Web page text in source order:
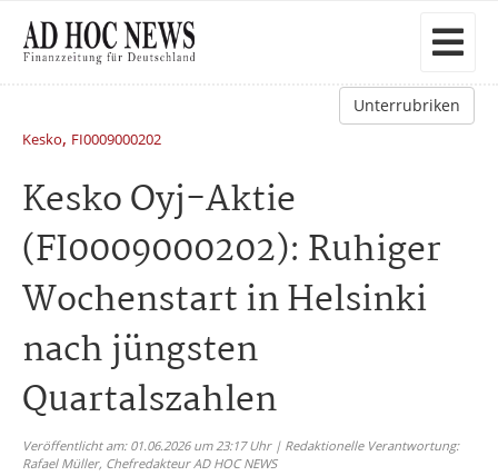
Unterrubriken
Kesko, FI0009000202
Kesko Oyj-Aktie
(FI0009000202): Ruhiger
Wochenstart in Helsinki
nach jüngsten
Quartalszahlen
Veröffentlicht am: 01.06.2026 um 23:17 Uhr | Redaktionelle Verantwortung:
Rafael Müller, Chefredakteur AD HOC NEWS